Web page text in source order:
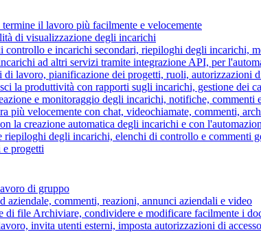
termine il lavoro più facilmente e velocemente
di visualizzazione degli incarichi
controllo e incarichi secondari, riepiloghi degli incarichi,
ad altri servizi tramite integrazione API, per
di lavoro, pianificazione dei progetti, ruoli, autorizzazioni
la produttività con rapporti sugli incarichi, gestione dei
e monitoraggio degli incarichi, notifiche, commenti
più velocemente con chat, videochiamate, commenti,
la creazione automatica degli incarichi e con
riepiloghi degli incarichi, elenchi di controllo e commenti
progetti
di gruppo
aziendale, commenti, reazioni, annunci aziendali e video
di file Archiviare, condividere e modificare facilmente i
invita utenti esterni, imposta autorizzazioni di